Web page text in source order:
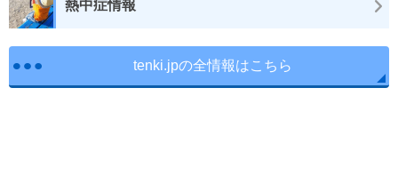
熱中症情報
tenki.jpの全情報はこちら